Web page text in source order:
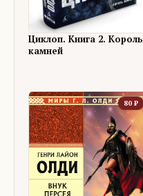
Циклоп. Книга 2. Король
камней
80 ₽